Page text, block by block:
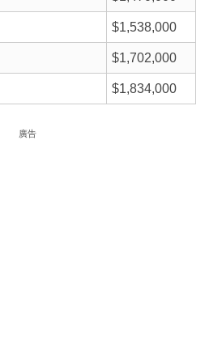
$1,538,000
$1,702,000
$1,834,000
廣告